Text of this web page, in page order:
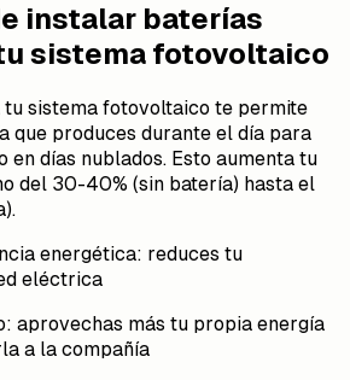
instalar baterías
sistema fotovoltaico
tu sistema fotovoltaico te permite
que produces durante el día para
en días nublados. Esto aumenta tu
del 30-40% (sin batería) hasta el
energética: reduces tu
eléctrica
aprovechas más tu propia energía
a la compañía